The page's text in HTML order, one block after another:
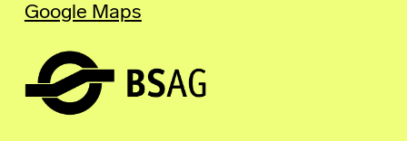
Google Maps